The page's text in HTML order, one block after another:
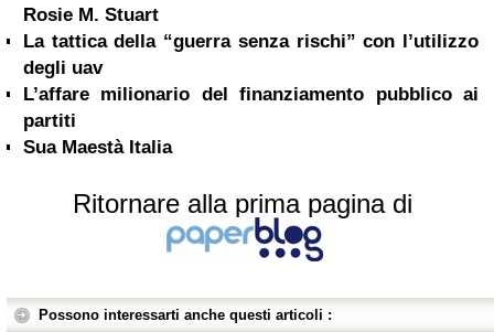
Rosie M. Stuart
La tattica della “guerra senza rischi” con l’utilizzo
degli uav
L’affare milionario del finanziamento pubblico ai
partiti
Sua Maestà Italia
Ritornare alla prima pagina di
Possono interessarti anche questi articoli :